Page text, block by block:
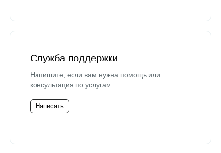
Служба поддержки
Напишите, если вам нужна помощь или
консультация по услугам.
Написать